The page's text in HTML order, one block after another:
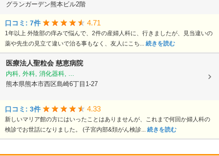
グランガーデン熊本ビル2階
口コミ: 7件 4.71
1年以上 外陰部の痒みで悩んで、2件の産婦人科に、行きましたが、見当違いの
薬や先生の見立て違いで治る事もなく、友人にこち... 続きを読む
医療法人聖粒会 慈恵病院
内科, 外科, 消化器科, ...
熊本県熊本市西区島崎6丁目1-27
口コミ: 3件 4.33
新しいマリア館の方にはいったことはありませんが、これまで何回か婦人科の
検診でお世話になりました。 (子宮内部&頚がん検診... 続きを読む